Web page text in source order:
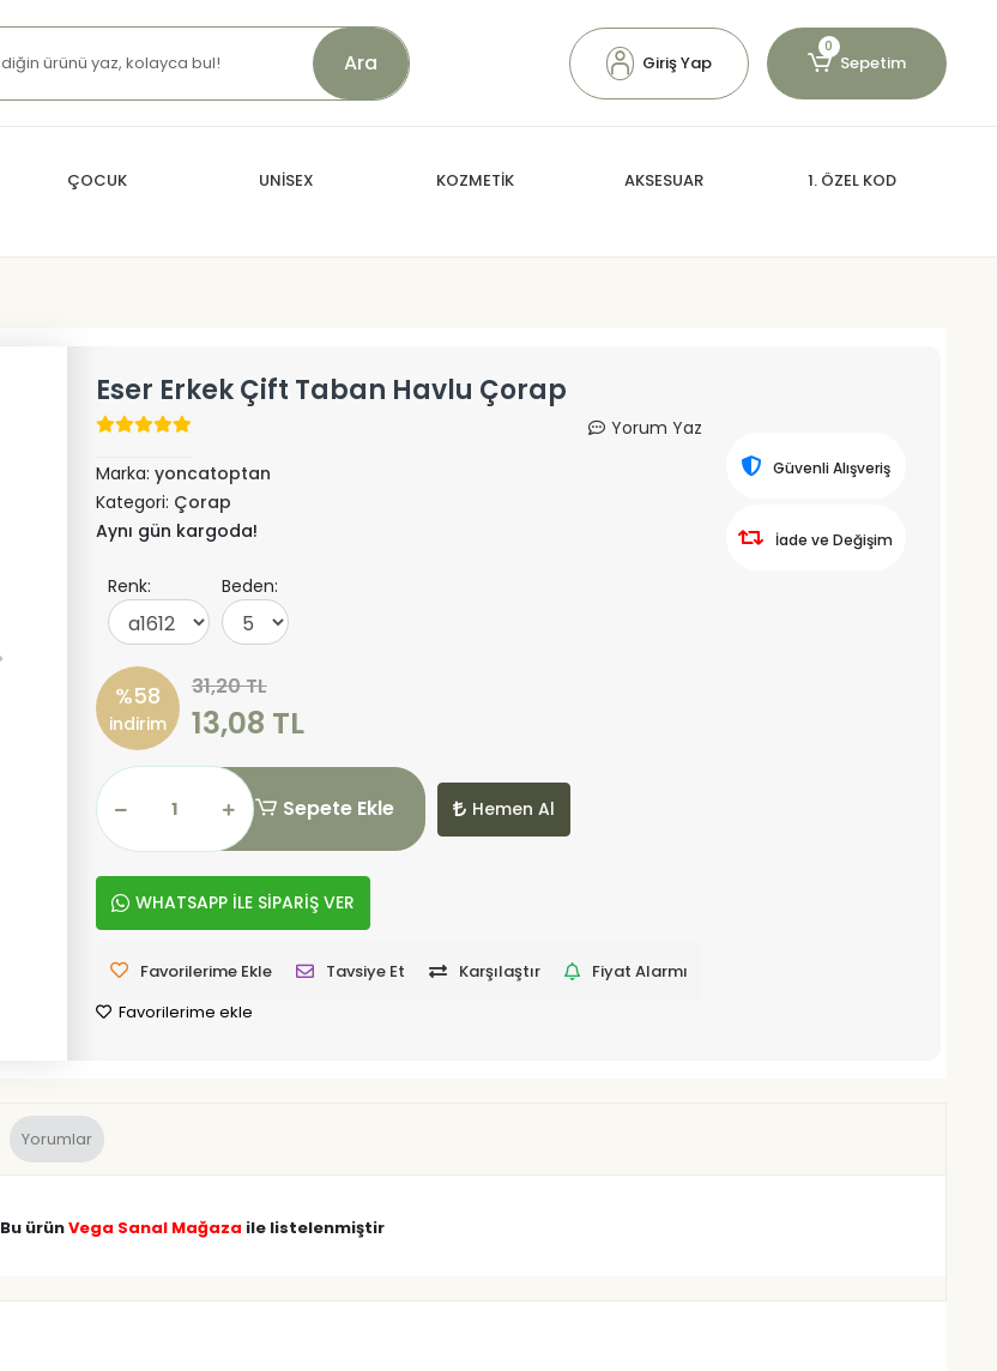
Ara Giriş Yap
0
Sepetim
ÇOCUK UNİSEX KOZMETİK AKSESUAR 1. ÖZEL KOD
Eser Erkek Çift Taban Havlu Çorap
Yorum Yaz
Marka: yoncatoptan
Kategori: Çorap
Aynı gün kargoda!
Renk: Beden:
%58
indirim
31,20 TL
13,08 TL
Sepete Ekle Hemen Al
WHATSAPP İLE SİPARİŞ VER
Favorilerime Ekle Tavsiye Et Karşılaştır
Fiyat Alarmı
Favorilerime ekle
Güvenli Alışveriş
İade ve Değişim
Yorumlar
Bu ürünVega Sanal Mağaza ile listelenmiştir